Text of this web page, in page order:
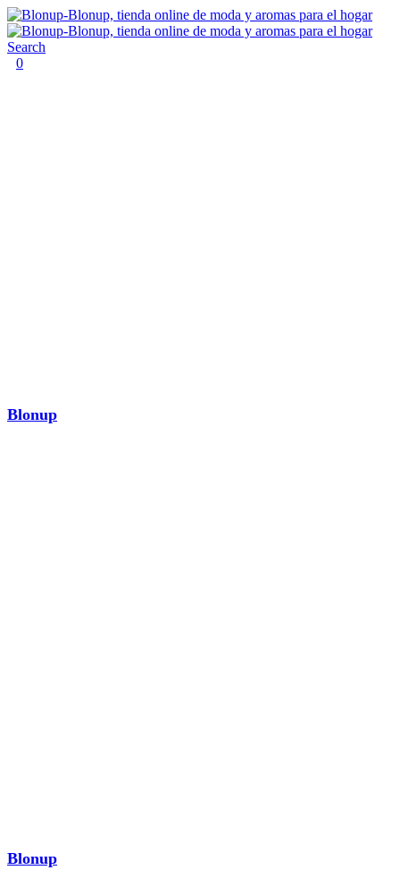
Search
0
Blonup
Blonup